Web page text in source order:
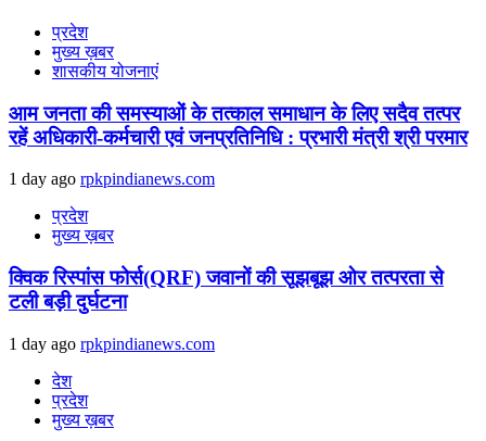
प्रदेश
मुख्य ख़बर
शासकीय योजनाएं
आम जनता की समस्याओं के तत्काल समाधान के लिए सदैव तत्पर
रहें अधिकारी-कर्मचारी एवं जनप्रतिनिधि : प्रभारी मंत्री श्री परमार
1 day ago rpkpindianews.com
प्रदेश
मुख्य ख़बर
क्विक रिस्पांस फोर्स(QRF) जवानों की सूझबूझ ओर तत्परता से
टली बड़ी दुर्घटना
1 day ago rpkpindianews.com
देश
प्रदेश
मुख्य ख़बर